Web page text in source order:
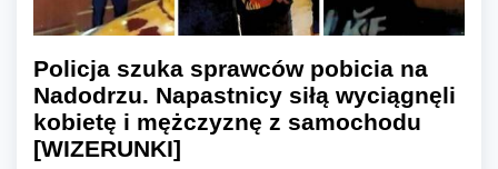
Policja szuka sprawców pobicia na
Nadodrzu. Napastnicy siłą wyciągnęli
kobietę i mężczyznę z samochodu
[WIZERUNKI]